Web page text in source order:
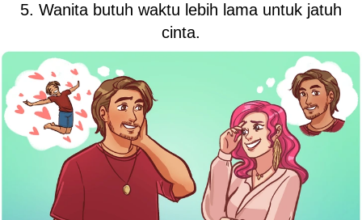
5. Wanita butuh waktu lebih lama untuk jatuh
cinta.